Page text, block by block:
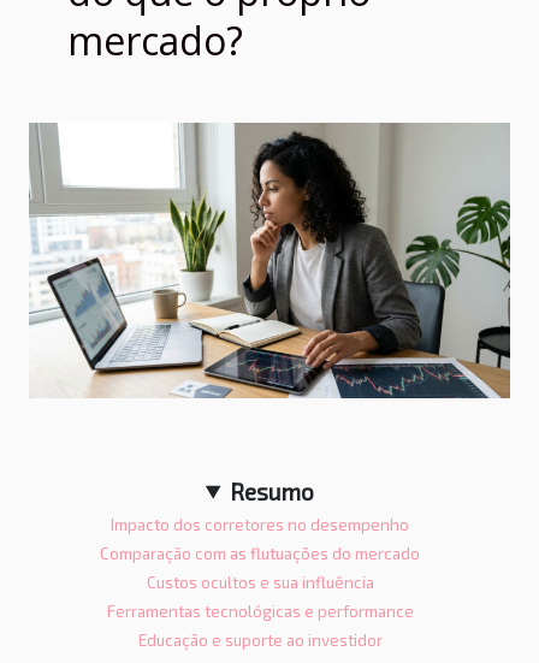
mercado?
Resumo
Impacto dos corretores no desempenho
Comparação com as flutuações do mercado
Custos ocultos e sua influência
Ferramentas tecnológicas e performance
Educação e suporte ao investidor